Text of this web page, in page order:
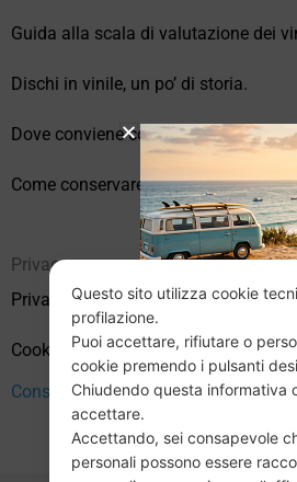
Guida alla scala di valutazione dei
Dischi in vinile, un po’ di storia.
Dove conviene comprare vinili
Come conservare correttamente i
Privacy
Privacy Policy
Cookie Policy (UE)
Consenso
Questo sito utilizza cookie
profilazione.
Puoi accettare, rifiutare o
cookie premendo i pulsanti
Chiudendo questa informativa
accettare.
Accettando, sei consapevole
personali possono essere